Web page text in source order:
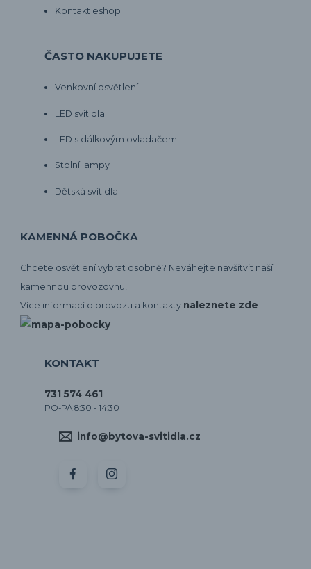
Kontakt eshop
ČASTO NAKUPUJETE
Venkovní osvětlení
LED svítidla
LED s dálkovým ovladačem
Stolní lampy
Dětská svítidla
KAMENNÁ POBOČKA
Chcete osvětlení vybrat osobně? Neváhejte navšítvit naší
kamennou provozovnu!
Více informací o provozu a kontakty naleznete zde
KONTAKT
731 574 461
PO-PÁ 8:30 - 14:30
info@bytova-svitidla.cz